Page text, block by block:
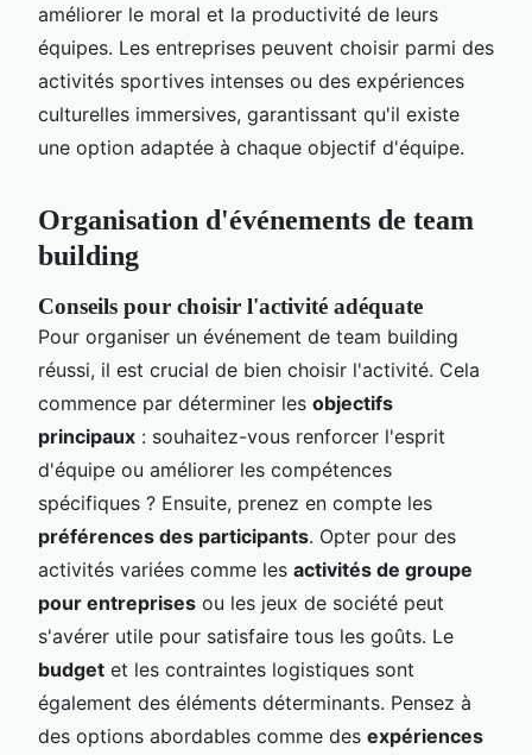
améliorer le moral et la productivité de leurs
équipes. Les entreprises peuvent choisir parmi des
activités sportives intenses ou des expériences
culturelles immersives, garantissant qu'il existe
une option adaptée à chaque objectif d'équipe.
Organisation d'événements de team
building
Conseils pour choisir l'activité adéquate
Pour organiser un événement de team building
réussi, il est crucial de bien choisir l'activité. Cela
commence par déterminer les objectifs
principaux : souhaitez-vous renforcer l'esprit
d'équipe ou améliorer les compétences
spécifiques ? Ensuite, prenez en compte les
préférences des participants. Opter pour des
activités variées comme les activités de groupe
pour entreprises ou les jeux de société peut
s'avérer utile pour satisfaire tous les goûts. Le
budget et les contraintes logistiques sont
également des éléments déterminants. Pensez à
des options abordables comme des expériences